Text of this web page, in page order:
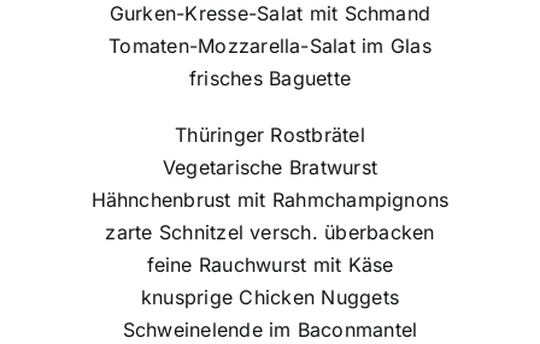
Gurken-Kresse-Salat mit Schmand
Tomaten-Mozzarella-Salat im Glas
frisches Baguette
Thüringer Rostbrätel
Vegetarische Bratwurst
Hähnchenbrust mit Rahmchampignons
zarte Schnitzel versch. überbacken
feine Rauchwurst mit Käse
knusprige Chicken Nuggets
Schweinelende im Baconmantel